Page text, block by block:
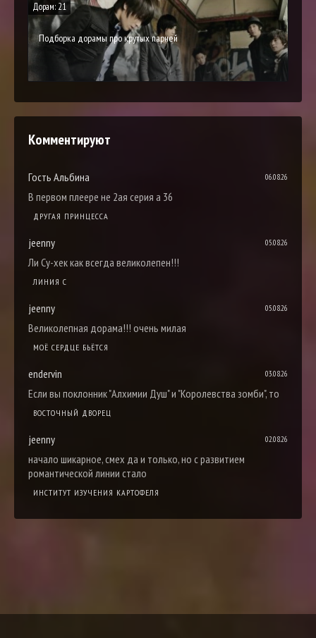
Дорам: 21
Подборка дорамы про крутых парней
Комментируют
Гость Альбина 06.08.26
В первом плеере не 2ая серия а 36
ДРУГАЯ ПРИНЦЕССА
jeenny 05.08.26
Ли Су-хек как всегда великолепен!!!
ЛИНИЯ С
jeenny 05.08.26
Великолепная дорама!!! очень милая
МОЁ СЕРДЦЕ БЬЁТСЯ
endervin 03.08.26
Если вы поклонник "Алхимии Душ" и "Королевства зомби", то
ВОСТОЧНЫЙ ДВОРЕЦ
jeenny 02.08.26
начало шикарное, смех да и только, но с развитием
романтической линии стало
ИНСТИТУТ ИЗУЧЕНИЯ КАРТОФЕЛЯ